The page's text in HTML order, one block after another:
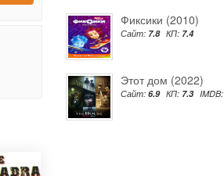
Фиксики (2010)
Сайт: 7.8 КП: 7.4
Этот дом (2022)
Сайт: 6.9 КП: 7.3 IMDB: